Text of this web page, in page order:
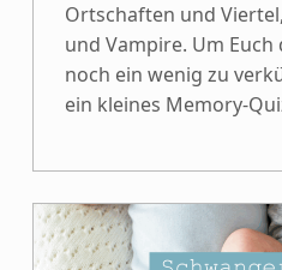
Ortschaften und
und Vampire. Um Euch
noch ein wenig zu
ein kleines Memory-